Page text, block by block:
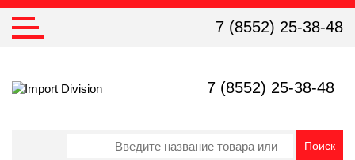
7 (8552) 25-38-48
7 (8552) 25-38-48